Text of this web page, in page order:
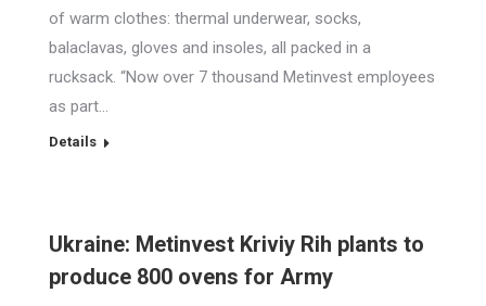
of warm clothes: thermal underwear, socks,
balaclavas, gloves and insoles, all packed in a
rucksack. “Now over 7 thousand Metinvest employees
as part…
Details
Ukraine: Metinvest Kriviy Rih plants to
produce 800 ovens for Army